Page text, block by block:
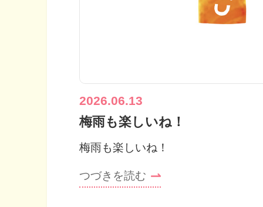
2026.06.13
梅雨も楽しいね！
梅雨も楽しいね！
つづきを読む